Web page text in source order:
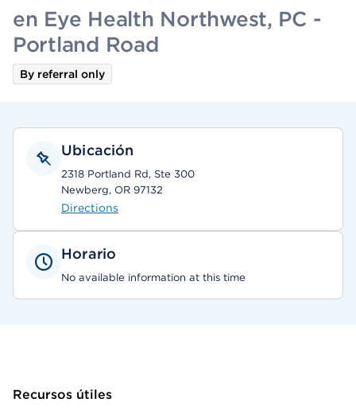
en Eye Health Northwest, PC -
Portland Road
By referral only
Ubicación
2318 Portland Rd, Ste 300
Newberg, OR 97132
Directions
Horario
No available information at this time
Recursos útiles